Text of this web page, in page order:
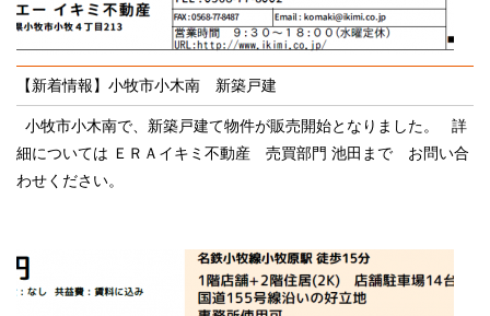
【新着情報】小牧市小木南 新築戸建
小牧市小木南で、新築戸建て物件が販売開始となりました。 詳
細については ＥＲＡイキミ不動産 売買部門 池田まで お問い合
わせください。